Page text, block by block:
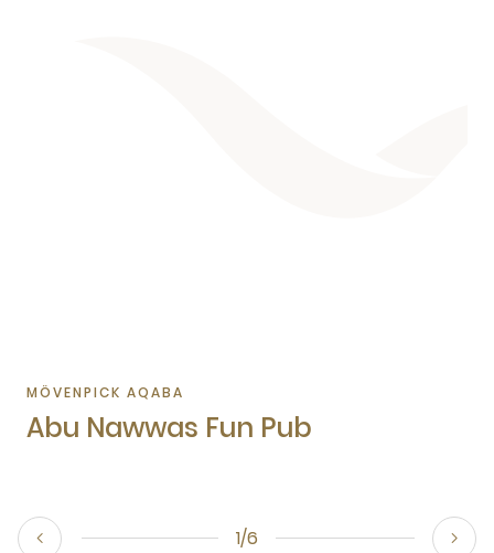
1/6
MÖVENPICK AQABA
Abu Nawwas Fun Pub